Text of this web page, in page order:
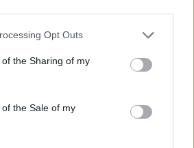
app uses one or more Google
or usage behaviour. You may click to
to Google and its third-party tags to
specified purposes in below Google
Opt Outs
the Sharing of my
the Sale of my
piacerti anche